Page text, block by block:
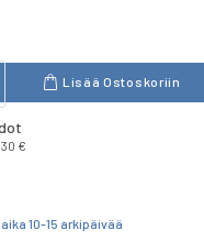
Lisää Ostoskoriin
€
10-15 arkipäivää